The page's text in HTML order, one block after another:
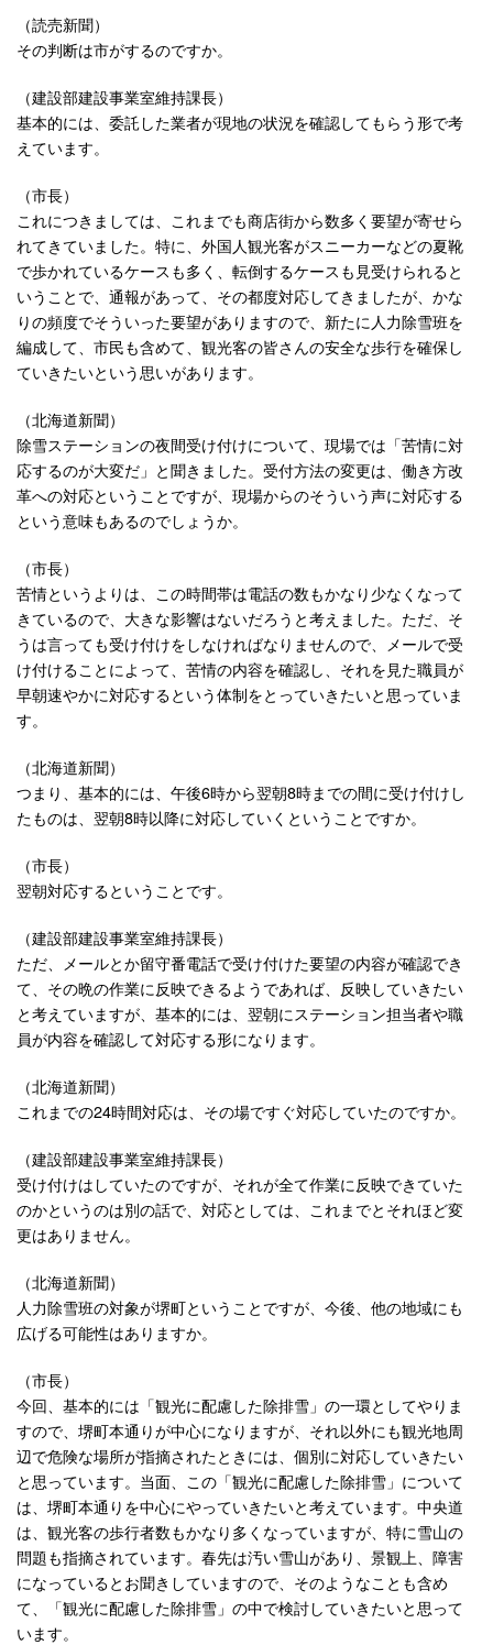
（読売新聞）
その判断は市がするのですか。
（建設部建設事業室維持課長）
基本的には、委託した業者が現地の状況を確認してもらう形で考
えています。
（市長）
これにつきましては、これまでも商店街から数多く要望が寄せら
れてきていました。特に、外国人観光客がスニーカーなどの夏靴
で歩かれているケースも多く、転倒するケースも見受けられると
いうことで、通報があって、その都度対応してきましたが、かな
りの頻度でそういった要望がありますので、新たに人力除雪班を
編成して、市民も含めて、観光客の皆さんの安全な歩行を確保し
ていきたいという思いがあります。
（北海道新聞）
除雪ステーションの夜間受け付けについて、現場では「苦情に対
応するのが大変だ」と聞きました。受付方法の変更は、働き方改
革への対応ということですが、現場からのそういう声に対応する
という意味もあるのでしょうか。
（市長）
苦情というよりは、この時間帯は電話の数もかなり少なくなって
きているので、大きな影響はないだろうと考えました。ただ、そ
うは言っても受け付けをしなければなりませんので、メールで受
け付けることによって、苦情の内容を確認し、それを見た職員が
早朝速やかに対応するという体制をとっていきたいと思っていま
す。
（北海道新聞）
つまり、基本的には、午後6時から翌朝8時までの間に受け付けし
たものは、翌朝8時以降に対応していくということですか。
（市長）
翌朝対応するということです。
（建設部建設事業室維持課長）
ただ、メールとか留守番電話で受け付けた要望の内容が確認でき
て、その晩の作業に反映できるようであれば、反映していきたい
と考えていますが、基本的には、翌朝にステーション担当者や職
員が内容を確認して対応する形になります。
（北海道新聞）
これまでの24時間対応は、その場ですぐ対応していたのですか。
（建設部建設事業室維持課長）
受け付けはしていたのですが、それが全て作業に反映できていた
のかというのは別の話で、対応としては、これまでとそれほど変
更はありません。
（北海道新聞）
人力除雪班の対象が堺町ということですが、今後、他の地域にも
広げる可能性はありますか。
（市長）
今回、基本的には「観光に配慮した除排雪」の一環としてやりま
すので、堺町本通りが中心になりますが、それ以外にも観光地周
辺で危険な場所が指摘されたときには、個別に対応していきたい
と思っています。当面、この「観光に配慮した除排雪」について
は、堺町本通りを中心にやっていきたいと考えています。中央道
は、観光客の歩行者数もかなり多くなっていますが、特に雪山の
問題も指摘されています。春先は汚い雪山があり、景観上、障害
になっているとお聞きしていますので、そのようなことも含め
て、「観光に配慮した除排雪」の中で検討していきたいと思って
います。